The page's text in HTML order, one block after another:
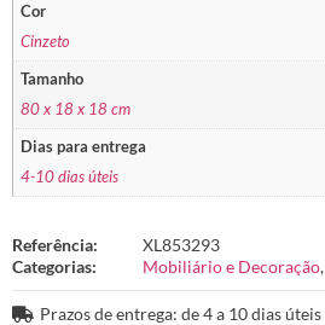
Cor
Cinzeto
Tamanho
80 x 18 x 18 cm
Dias para entrega
4-10 dias úteis
Referência:
XL853293
Categorias:
Mobiliário e Decoração,
Prazos de entrega: de 4 a 10 dias úteis